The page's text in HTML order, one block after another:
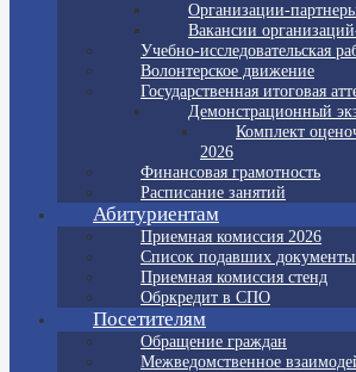
Организации-
Вакансии
Учебно-исследовательская
Волонтерское движение
Государственная итоговая
Демонстрационный
Комплект
2026
Финансовая грамотность
Расписание занятий
Абитуриентам
Приемная комиссия 2026
Список подавших документы
Приемная комиссия стенд
Обркредит в СПО
Посетителям
Обращение граждан
Межведомственное